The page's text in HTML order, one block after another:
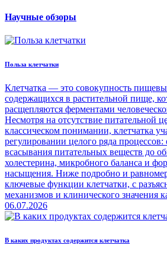
Научные обзоры
Польза клетчатки
Клетчатка — это совокупность
содержащихся в растительной пище,
расщепляются ферментами
Несмотря на отсутствие питательной
классическом понимании, клетчатка
регулировании целого ряда
всасывания питательных веществ до
холестерина, микробного баланса и
насыщения. Ниже подробно и
ключевые функции клетчатки, с
механизмов и клинического значения
06.07.2026
В каких продуктах содержится клетчатка